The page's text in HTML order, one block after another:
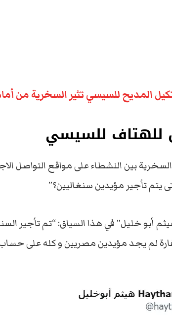
المديح للسيسي تثير السخرية من
للهتاف للسيسي
بين النشطاء على مواقع التواصل
يتم تأجير مؤيدين سنغاليين؟”
أبو خليل” في هذا السياق: “تم تأجير
لم يجد مؤيدين مصريين و كله على